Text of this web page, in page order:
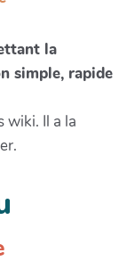
la
simple, rapide
wiki. Il a la